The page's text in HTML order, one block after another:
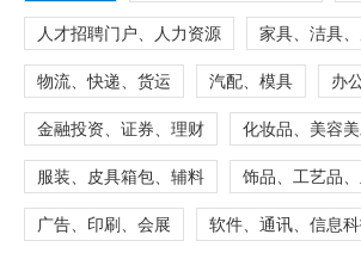
人才招聘门户、人力资源 家具、洁具
物流、快递、货运 汽配、模具 办
金融投资、证券、理财 化妆品、美容
服装、皮具箱包、辅料 饰品、工艺品
广告、印刷、会展 软件、通讯、信息